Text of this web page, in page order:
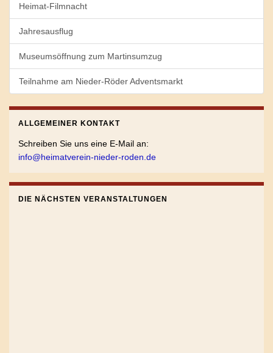
Heimat-Filmnacht
Jahresausflug
Museumsöffnung zum Martinsumzug
Teilnahme am Nieder-Röder Adventsmarkt
ALLGEMEINER KONTAKT
Schreiben Sie uns eine E-Mail an:
info@heimatverein-nieder-roden.de
DIE NÄCHSTEN VERANSTALTUNGEN